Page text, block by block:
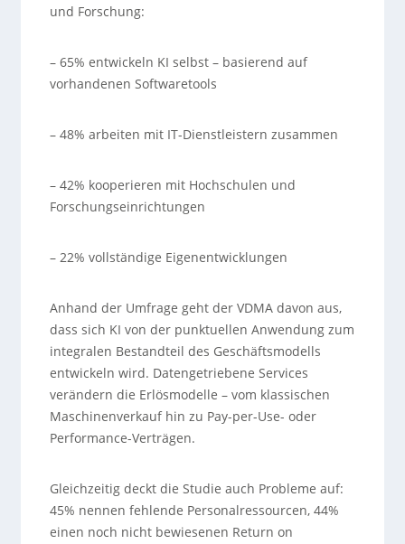
und Forschung:
– 65% entwickeln KI selbst – basierend auf
vorhandenen Softwaretools
– 48% arbeiten mit IT-Dienstleistern zusammen
– 42% kooperieren mit Hochschulen und
Forschungseinrichtungen
– 22% vollständige Eigenentwicklungen
Anhand der Umfrage geht der VDMA davon aus,
dass sich KI von der punktuellen Anwendung zum
integralen Bestandteil des Geschäftsmodells
entwickeln wird. Datengetriebene Services
verändern die Erlösmodelle – vom klassischen
Maschinenverkauf hin zu Pay-per-Use- oder
Performance-Verträgen.
Gleichzeitig deckt die Studie auch Probleme auf:
45% nennen fehlende Personalressourcen, 44%
einen noch nicht bewiesenen Return on